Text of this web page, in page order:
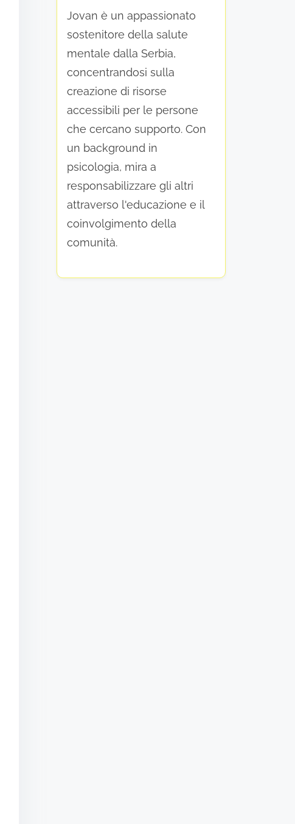
Jovan è un appassionato
sostenitore della salute
mentale dalla Serbia,
concentrandosi sulla
creazione di risorse
accessibili per le persone
che cercano supporto. Con
un background in
psicologia, mira a
responsabilizzare gli altri
attraverso l'educazione e il
coinvolgimento della
comunità.